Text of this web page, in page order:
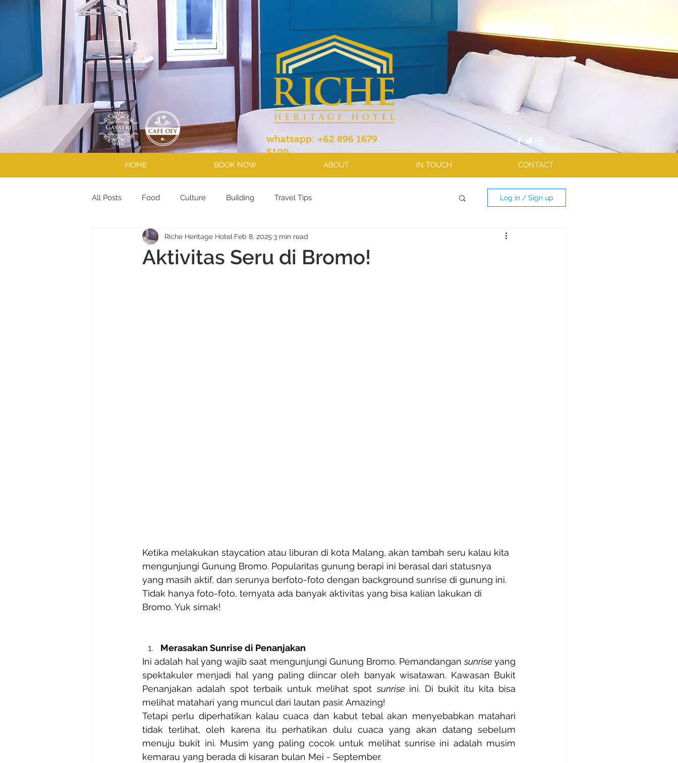
HOME BOOK NOW ABOUT IN TOUCH CONTACT
whatsapp: +62 896 1679
5100
All Posts Food Culture Building Travel Tips Log in / Sign up
Aktivitas Seru di Bromo!
Riche Heritage Hotel Feb 8, 2025 3 min read
Ketika melakukan staycation atau liburan di kota Malang, akan tambah seru kalau kita
mengunjungi Gunung Bromo. Popularitas gunung berapi ini berasal dari statusnya
yang masih aktif, dan serunya berfoto-foto dengan background sunrise di gunung ini.
Tidak hanya foto-foto, ternyata ada banyak aktivitas yang bisa kalian lakukan di
Bromo. Yuk simak!
Merasakan Sunrise di Penanjakan
Ini adalah hal yang wajib saat mengunjungi Gunung Bromo. Pemandangan sunrise yang
spektakuler menjadi hal yang paling diincar oleh banyak wisatawan. Kawasan Bukit
Penanjakan adalah spot terbaik untuk melihat spot sunrise ini. Di bukit itu kita bisa
melihat matahari yang muncul dari lautan pasir. Amazing!
Tetapi perlu diperhatikan kalau cuaca dan kabut tebal akan menyebabkan matahari
tidak terlihat, oleh karena itu perhatikan dulu cuaca yang akan datang sebelum
menuju bukit ini. Musim yang paling cocok untuk melihat sunrise ini adalah musim
kemarau yang berada di kisaran bulan Mei - September.